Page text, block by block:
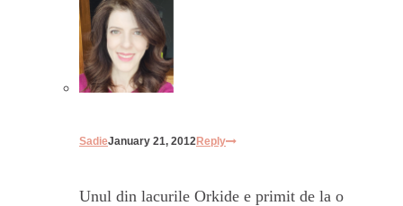
SadieJanuary 21, 2012Reply
Unul din lacurile Orkide e primit de la o